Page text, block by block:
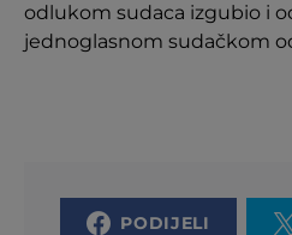
odlukom sudaca izgubio i
jednoglasnom sudačkom
PODIJELI